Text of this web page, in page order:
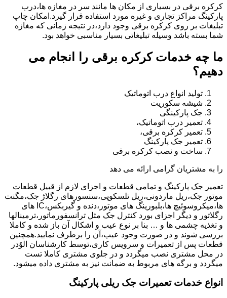
کرکره برقی در بسیاری از مکان ها مانند سر در مغازه ها،درب
پارکینگ مراکز تجاری و غیره مورد استفاده قرار گیرد.امکان چاپ
تبلیغات بر روی کرکره برقی وجود دارد،در نتیجه زمانی که مغازه
شما بسته باشد وسیله تبلیغاتی بسیار مناسبی خواهد بود.
ما چه خدمات کرکره برقی را انجام می
دهیم؟
تولید انواع درب اتوماتیک
شیشه سکوریت
جک پارکینگی
تعمیر درب اتوماتیک،
تعمیر کرکره برقی،
تعمیر جک پارکینگ
ساخت و نصب کرکره برقی
را به مشتریان گرامی ارائه می دهد
تعمیر جک پارکینگ و تمامی قطعات و اجزای لازم از قبیل قطعات
موتور جک،ریل ماردونی،ریل تلسکوپی،سنسورهای رگلاژ جک،مگنت
ها،میکروسوئیچ ها،بلبورینگ های موتور،دنده و گیربکس،IC های
رگلاتور و دیگر اجزای بورد کنترل جک مثل ترانسفورماتور،ترمینالها
و تغذیه چشمی ها و … بنا بر نوع عیب و اشکال آن باز شده و کاملا
بررسی شوند و در صورت وجود عیب،آن را برطرف نمایید.همچنین
قطعات پس از تعمیرات و سرویس کاری،توسط کارشناسان الوُدر
در محل مشتری نصب میگردد و در جلوی مشتری کاملا تست
میگردد و برگه های مربوط به ضمانت نیز به مشتری داده میشود.
انواع خدمات تعمیرات جک ریلی پارکینگ